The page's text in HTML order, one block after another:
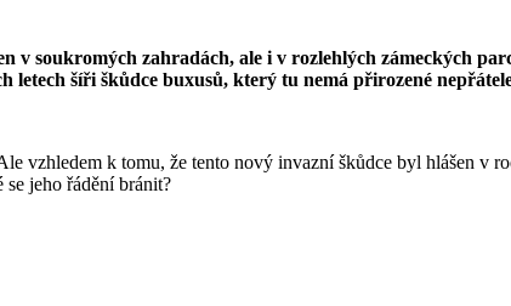
soukromých zahradách, ale i v rozlehlých zámeckých
letech šíři škůdce buxusů, který tu nemá přirozené
vzhledem k tomu, že tento nový invazní škůdce byl hlášen v
se jeho řádění bránit?